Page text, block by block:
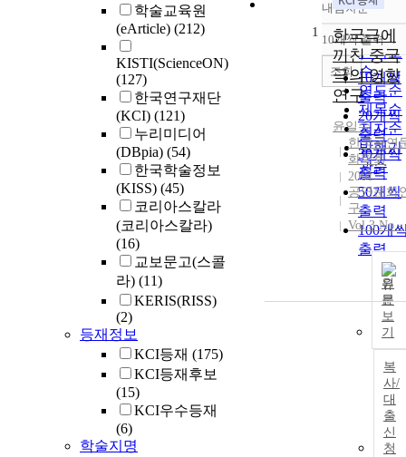
학술교육원
(eArticle) (212)
KISTI(ScienceON)
(127)
한국연구재단
(KCI) (121)
누리미디어
(DBpia) (54)
한국학술정보
(KISS) (45)
코리아스칼라
(코리아스칼라)
(16)
교보문고(스콜
라) (11)
KERIS(RISS)
(2)
등재정보
KCI등재 (175)
KCI등재후보
(15)
KCI우수등재
(6)
학술지명
정확도
순
인기도
순
연도순
제목순
저자순
발행기
관순
내림차순
내림차
10개씩 출력
10개씩
출력
20개씩
출력
30개씩
출력
50개씩
출력
100개
출력
조회
1
한국극에
끼친 중국
극의 영향
연구
윤일수
한국공연
화학회
2001
공연문화
구
Vol.3 No.-
원
문
보
기
복
사/
대
출
신
청